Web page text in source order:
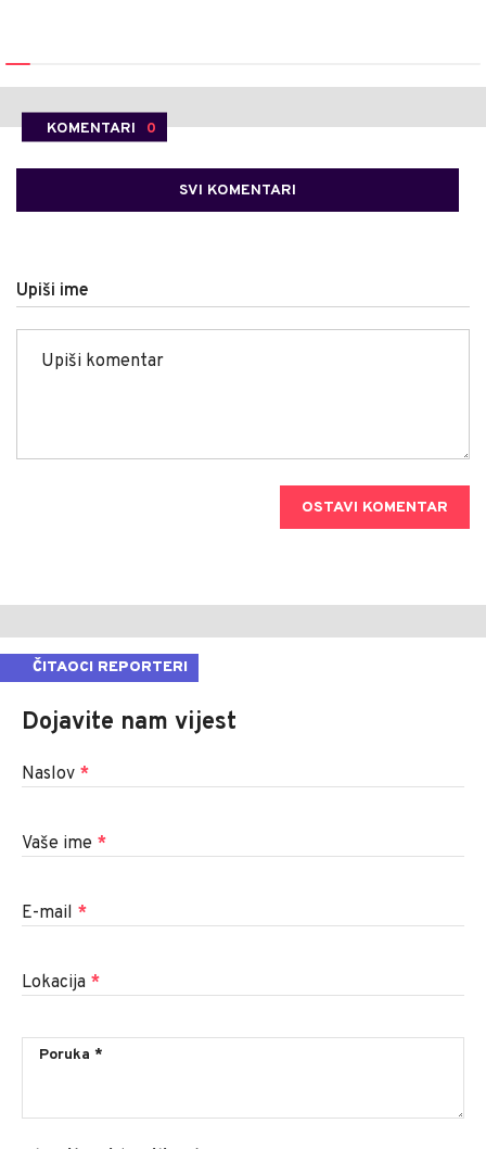
KOMENTARI 0
SVI KOMENTARI
Upiši ime
OSTAVI KOMENTAR
ČITAOCI REPORTERI
Dojavite nam vijest
Naslov *
Vaše ime *
E-mail *
Lokacija *